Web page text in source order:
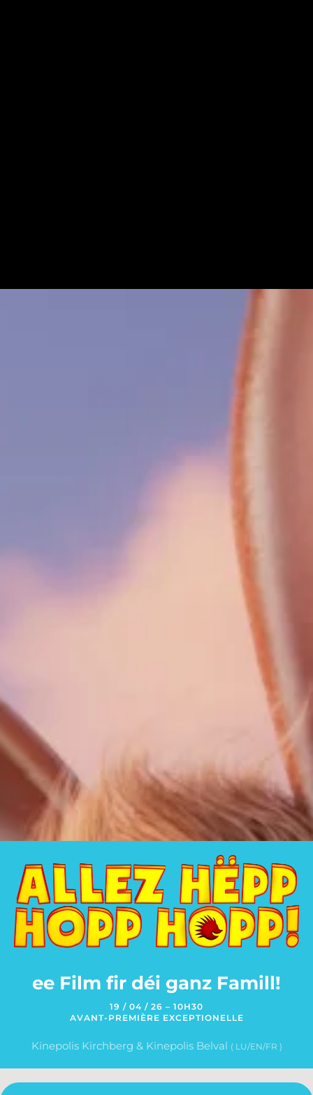
ee Film fir déi ganz Famill!
19 / 04 / 26 – 10H30
AVANT-PREMIÈRE EXCEPTIONELLE
Kinepolis Kirchberg & Kinepolis Belval ( LU/EN/FR )